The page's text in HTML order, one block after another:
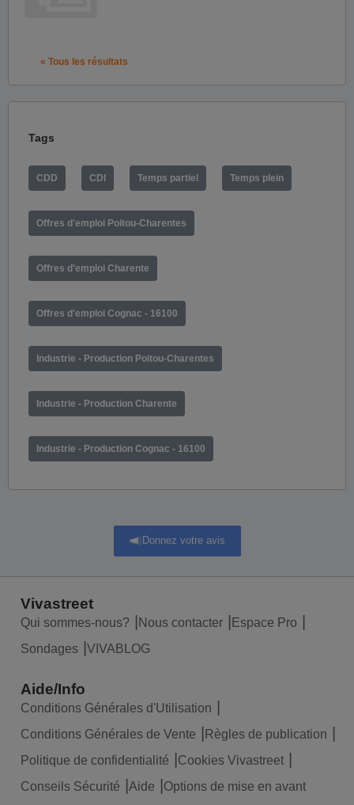
« Tous les résultats
Tags
CDD CDI Temps partiel Temps plein
Offres d'emploi Poitou-Charentes
Offres d'emploi Charente
Offres d'emploi Cognac - 16100
Industrie - Production Poitou-Charentes
Industrie - Production Charente
Industrie - Production Cognac - 16100
Donnez votre avis
Vivastreet
Qui sommes-nous? Nous contacter
Espace Pro
Sondages
VIVABLOG
Aide/Info
Conditions Générales d'Utilisation
Conditions Générales de Vente
Règles de publication
Politique de confidentialité
Cookies Vivastreet
Conseils Sécurité
Aide Options de mise en avant